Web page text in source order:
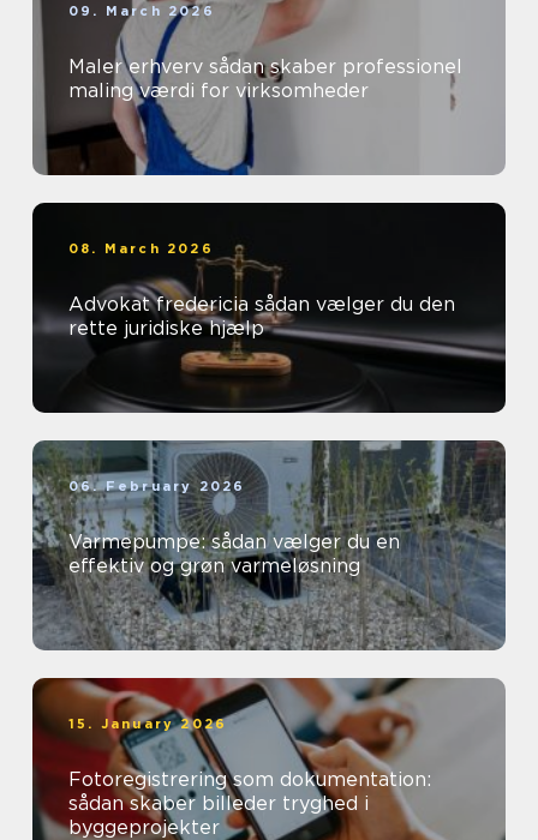
09. March 2026
Maler erhverv sådan skaber professionel
maling værdi for virksomheder
08. March 2026
Advokat fredericia sådan vælger du den
rette juridiske hjælp
06. February 2026
Varmepumpe: sådan vælger du en
effektiv og grøn varmeløsning
15. January 2026
Fotoregistrering som dokumentation:
sådan skaber billeder tryghed i
byggeprojekter